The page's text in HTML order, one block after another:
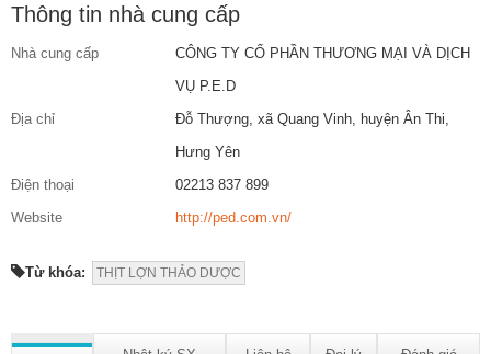
Thông tin nhà cung cấp
Nhà cung cấp
CÔNG TY CỔ PHẦN THƯƠNG MẠI VÀ DỊCH
VỤ P.E.D
Địa chỉ
Đỗ Thượng, xã Quang Vinh, huyện Ân Thi,
Hưng Yên
Điện thoại
02213 837 899
Website
http://ped.com.vn/
Từ khóa: THỊT LỢN THẢO DƯỢC